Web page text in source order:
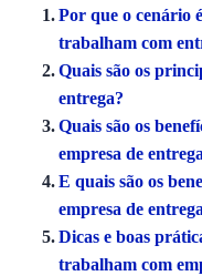
Por que o cenário
trabalham com
Quais são os
entrega?
Quais são os
empresa de
E quais são os
empresa de
Dicas e boas
trabalham com